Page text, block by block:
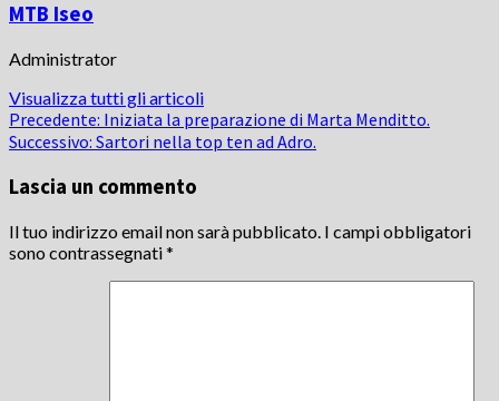
MTB Iseo
Administrator
Visualizza tutti gli articoli
Navigazione
articolo
Precedente: Iniziata la preparazione di Marta Menditto.
Successivo: Sartori nella top ten ad Adro.
Lascia un commento
Il tuo indirizzo email non sarà pubblicato. I campi obbligatori
sono contrassegnati*